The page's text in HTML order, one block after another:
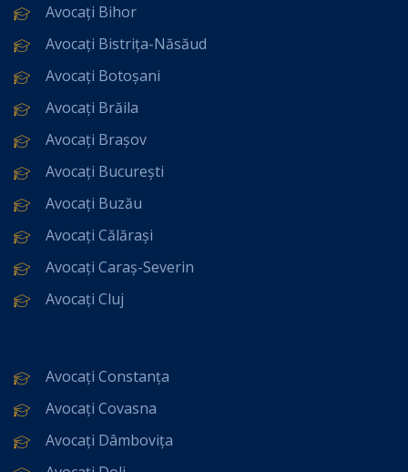
Avocați Bihor
Avocați Bistrița-Năsăud
Avocați Botoșani
Avocați Brăila
Avocați Brașov
Avocați București
Avocați Buzău
Avocați Călărași
Avocați Caraș-Severin
Avocați Cluj
Avocați Constanța
Avocați Covasna
Avocați Dâmbovița